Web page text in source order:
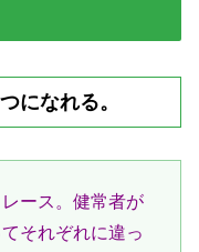
になれる。
ース。健常者が
それぞれに違っ